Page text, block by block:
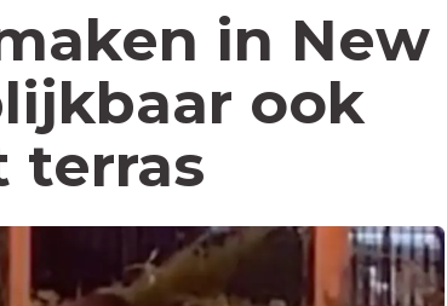
in New
ook
terras